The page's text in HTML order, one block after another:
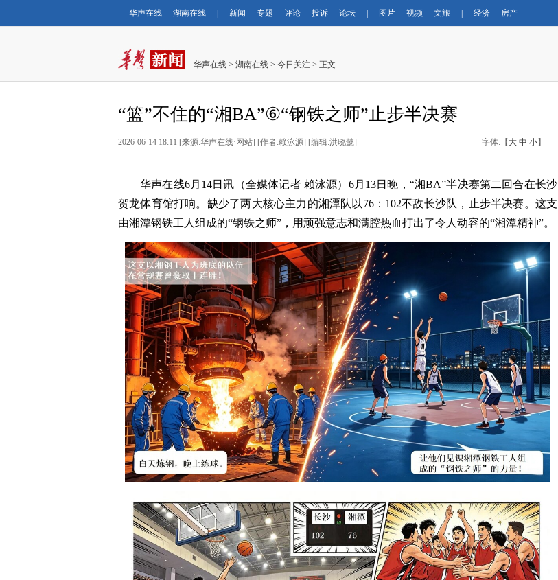
华声在线 湖南在线 新闻 专题 评论 投诉 论坛 图片 视频 文旅 经济 房产
华声在线 > 湖南在线 > 今日关注 > 正文
“篮”不住的“湘BA”⑥“钢铁之师”止步半决赛
2026-06-14 18:11 [来源:华声在线·网站] [作者:赖泳源] [编辑:洪晓懿] 字体:【 大 中 小】
华声在线6月14日讯（全媒体记者 赖泳源）6月13日晚，“湘BA”半决赛第二回合在长沙
贺龙体育馆打响。缺少了两大核心主力的湘潭队以76：102不敌长沙队，止步半决赛。这支
由湘潭钢铁工人组成的“钢铁之师”，用顽强意志和满腔热血打出了令人动容的“湘潭精神”。